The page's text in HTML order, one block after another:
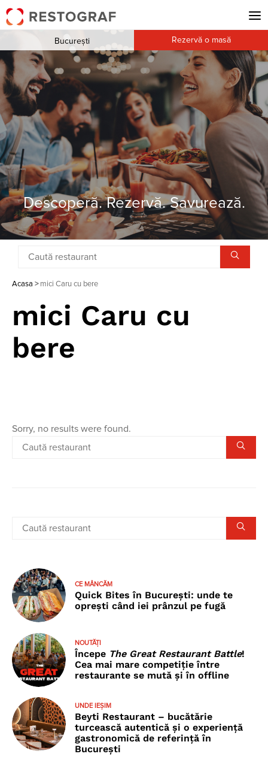
Descoperă. Rezervă. Savurează.
București Rezervă o masă
Acasa > mici Caru cu bere
mici Caru cu
bere
Sorry, no results were found.
CE MÂNCĂM
Quick Bites în București: unde te
oprești când iei prânzul pe fugă
NOUTĂȚI
Începe The Great Restaurant Battle!
Cea mai mare competiție între
restaurante se mută și în offline
UNDE IEȘIM
Beyti Restaurant – bucătărie
turcească autentică și o experiență
gastronomică de referință în
București